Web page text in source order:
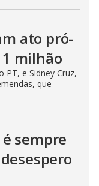
ato pró-
1 milhão
PT, e Sidney Cruz,
que
sempre